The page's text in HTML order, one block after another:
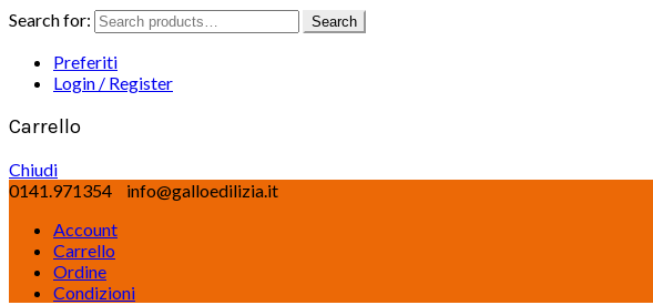
Search for: Search
Preferiti
Login / Register
Carrello
Chiudi
0141.971354
info@galloedilizia.it
Account
Carrello
Ordine
Condizioni